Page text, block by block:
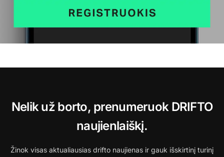
Nelik už borto, prenumeruok DRIFTO
naujienlaiškį.
Žinok visas aktualiausias drifto naujienas ir gauk išskirtinį turinį